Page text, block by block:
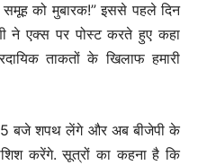
को मुबारक!” इससे पहले दिन
ने एक्स पर पोस्ट करते हुए कहा
ताकतों के खिलाफ हमारी
5 बजे शपथ लेंगे और अब बीजेपी के
करेंगे. सूत्रों का कहना है कि